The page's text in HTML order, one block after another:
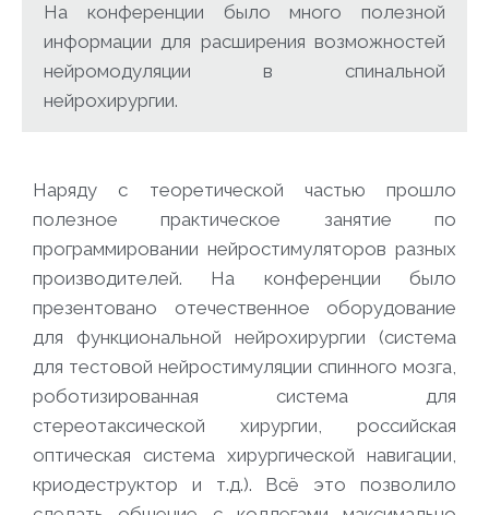
На конференции было много полезной
информации для расширения возможностей
нейромодуляции в спинальной
нейрохирургии.
Наряду с теоретической частью прошло
полезное практическое занятие по
программировании нейростимуляторов разных
производителей. На конференции было
презентовано отечественное оборудование
для функциональной нейрохирургии (система
для тестовой нейростимуляции спинного мозга,
роботизированная система для
стереотаксической хирургии, российская
оптическая система хирургической навигации,
криодеструктор и т.д.). Всё это позволило